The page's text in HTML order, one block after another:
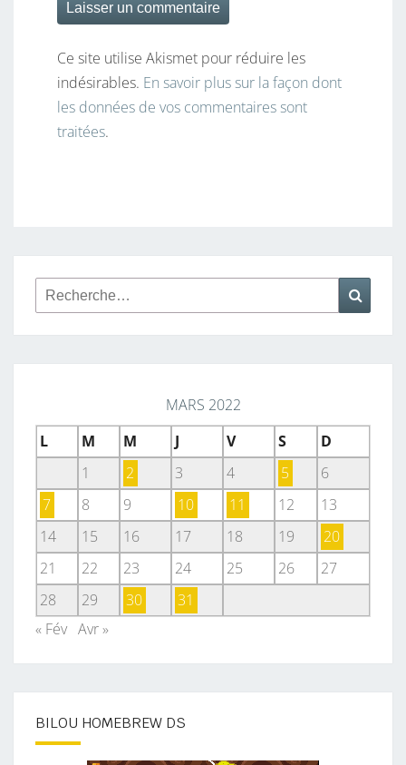
Ce site utilise Akismet pour réduire les
indésirables. En savoir plus sur la façon dont
les données de vos commentaires sont
traitées.
Rechercher :
MARS 2022
L
M M J V S
D
1
2 3 4 5
6
7
8 9 10 11 12
13
14
15 16 17 18 19
20
21
22 23 24 25 26
27
28
29 30
31
« Fév Avr »
BILOU HOMEBREW DS